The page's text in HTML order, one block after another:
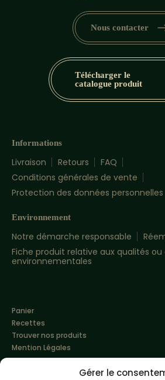
Gérer le
Nous contacter
Informations
Livraison Retours
FAQ
Conditions générales de vente
Protection des données personnelles
Environnement
Notre démarche responsable
Fiche produit relative aux qualités
environnementales
Télécharger le
catalogue produit
Panier
Recettes
Trouver nos produits
Mention Légales